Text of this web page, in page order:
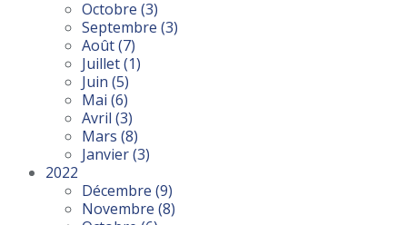
Octobre (3)
Septembre (3)
Août(7)
Juillet(1)
Juin (5)
Mai (6)
Avril (3)
Mars (8)
Janvier(3)
2022
Décembre (9)
Novembre (8)